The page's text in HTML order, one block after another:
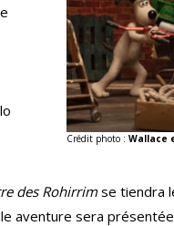
Crédit photo : Wallace
des Rohirrimse tiendra
aventure sera